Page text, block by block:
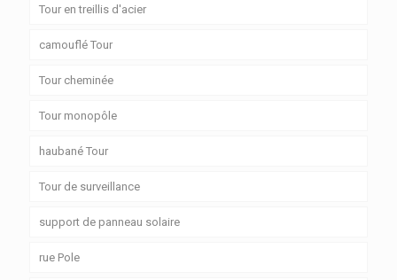
Tour en treillis d'acier
camouflé Tour
Tour cheminée
Tour monopôle
haubané Tour
Tour de surveillance
support de panneau solaire
rue Pole